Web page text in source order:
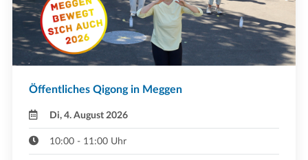
Öffentliches Qigong in Meggen
Di, 4. August 2026
10:00 - 11:00 Uhr